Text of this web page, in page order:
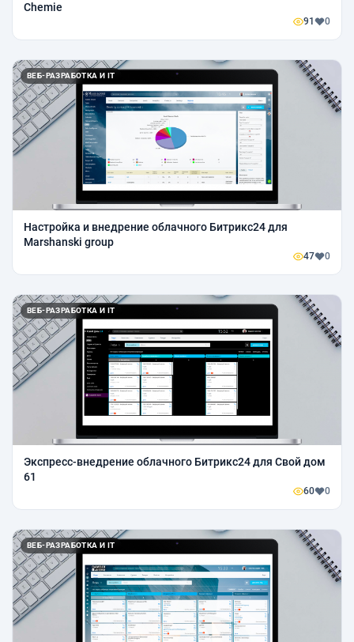
Chemie
91 0
ВЕБ-РАЗРАБОТКА И IT
Настройка и внедрение облачного Битрикс24 для
Marshanski group
47 0
ВЕБ-РАЗРАБОТКА И IT
Экспресс-внедрение облачного Битрикс24 для Свой дом
61
60 0
ВЕБ-РАЗРАБОТКА И IT